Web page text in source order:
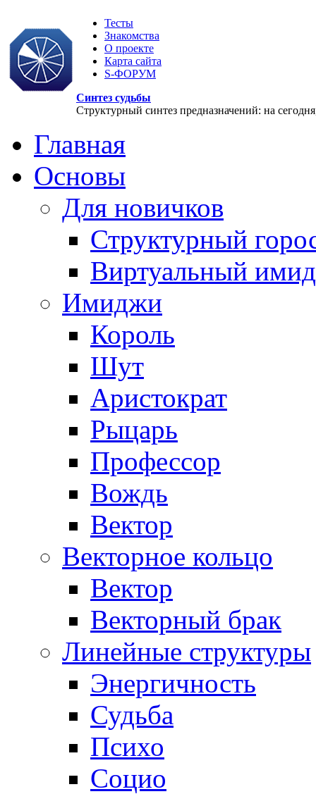
Тесты
Знакомства
О проекте
Карта сайта
S-ФОРУМ
Синтез судьбы
Структурный синтез предназначений: на
Главная
Основы
Для новичков
Структурный
Виртуальный
Имиджи
Король
Шут
Аристократ
Рыцарь
Профессор
Вождь
Вектор
Векторное кольцо
Вектор
Векторный брак
Линейные структуры
Энергичность
Судьба
Психо
Социо